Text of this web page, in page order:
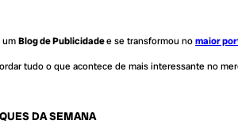
umBlog de Publicidadee se transformou nomaior
tudo o que acontece de mais interessante no
DA SEMANA